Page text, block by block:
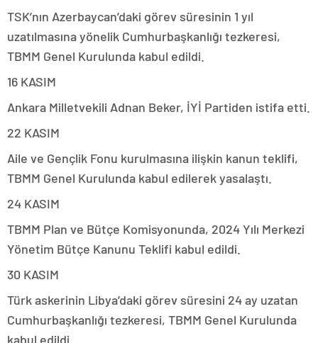
TSK’nın Azerbaycan’daki görev süresinin 1 yıl
uzatılmasına yönelik Cumhurbaşkanlığı tezkeresi,
TBMM Genel Kurulunda kabul edildi.
16 KASIM
Ankara Milletvekili Adnan Beker, İYİ Partiden istifa etti.
22 KASIM
Aile ve Gençlik Fonu kurulmasına ilişkin kanun teklifi,
TBMM Genel Kurulunda kabul edilerek yasalaştı.
24 KASIM
TBMM Plan ve Bütçe Komisyonunda, 2024 Yılı Merkezi
Yönetim Bütçe Kanunu Teklifi kabul edildi.
30 KASIM
Türk askerinin Libya’daki görev süresini 24 ay uzatan
Cumhurbaşkanlığı tezkeresi, TBMM Genel Kurulunda
kabul edildi.